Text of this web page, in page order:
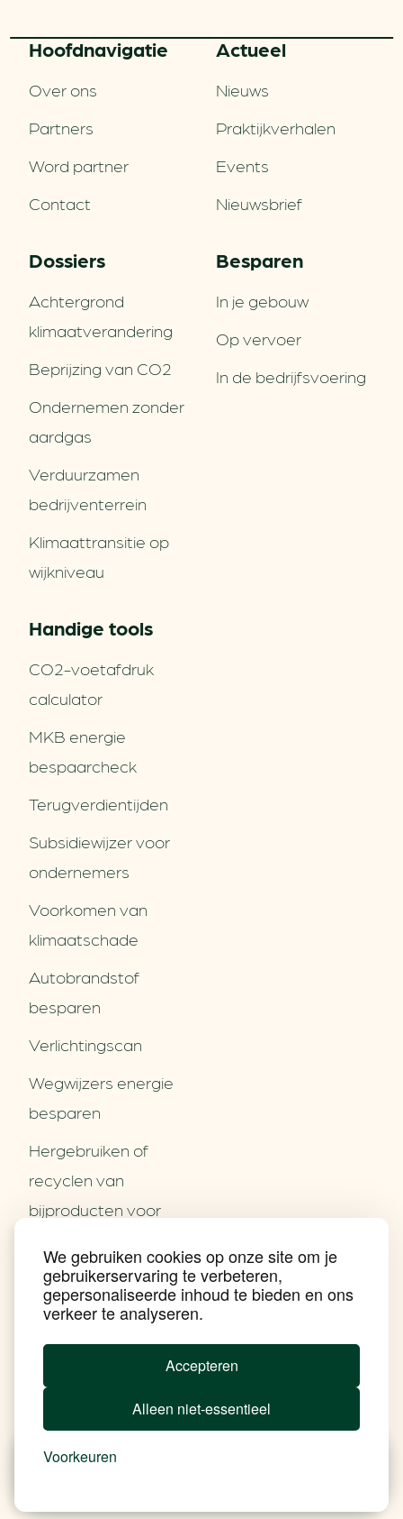
We gebruiken cookies op onze site om je
gebruikerservaring te verbeteren,
gepersonaliseerde inhoud te bieden en ons
verkeer te analyseren.
Accepteren
Alleen niet-essentieel
Voorkeuren
Partners
Contact
Nieuws
Praktijkverhalen
Events
Nieuwsbrief
Achtergrond klimaatverandering
Beprijzing van CO2
Verduurzamen bedrijventerrein
Hoofd­navigatie
Over ons
Partners
Word partner
Contact
Actueel
Nieuws
Praktijkverhalen
Events
Nieuwsbrief
Dossiers
Achtergrond
klimaatverandering
Beprijzing van CO2
Ondernemen zonder
aardgas
Verduurzamen
bedrijventerrein
Klimaattransitie op
wijkniveau
Besparen
In je gebouw
Op vervoer
In de bedrijfsvoering
Handige tools
CO2-voetafdruk
calculator
MKB energie
bespaarcheck
Terugverdien­tijden
Subsidiewijzer voor
ondernemers
Voorkomen van
klimaatschade
Autobrandstof
besparen
Verlichtingscan
Wegwijzers energie
besparen
Hergebruiken of
recyclen van
bijproducten voor
Energie besparen op
uw PC
Privacy & Disclaimer